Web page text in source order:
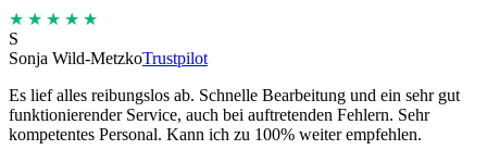
★★★★★
S
Sonja Wild-MetzkoTrustpilot
Es lief alles reibungslos ab. Schnelle Bearbeitung und ein sehr gut
funktionierender Service, auch bei auftretenden Fehlern. Sehr
kompetentes Personal. Kann ich zu 100% weiter empfehlen.